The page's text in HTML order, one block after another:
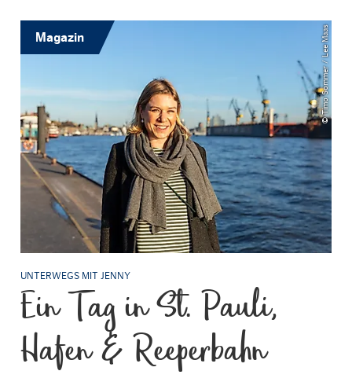
© Timo Sommer / Lee Maas
Magazin
UNTERWEGS MIT JENNY
Ein Tag in St. Pauli,
Hafen & Reeperbahn